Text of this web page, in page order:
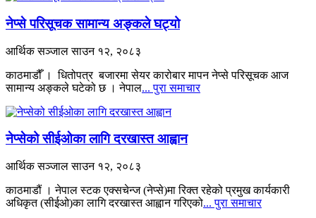
नेप्से परिसूचक सामान्य अङ्कले घट्यो
आर्थिक सञ्जालसाउन १२, २०८३
काठमाडौँ । धितोपत्र बजारमा सेयर कारोबार मापन नेप्से परिसूचक आज
सामान्य अङ्कले घटेको छ । नेपाल... पुरा समाचार
नेप्सेको सीईओका लागि दरखास्त आह्वान
आर्थिक सञ्जालसाउन १२, २०८३
काठमाडौं । नेपाल स्टक एक्सचेन्ज (नेप्से)मा रिक्त रहेको प्रमुख कार्यकारी
अधिकृत (सीईओ)का लागि दरखास्त आह्वान गरिएको... पुरा समाचार